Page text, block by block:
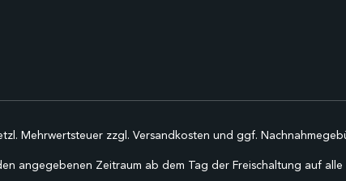
Mehrwertsteuer zzgl. Versandkosten und ggf.
angegebenen Zeitraum ab dem Tag der Freischaltung auf